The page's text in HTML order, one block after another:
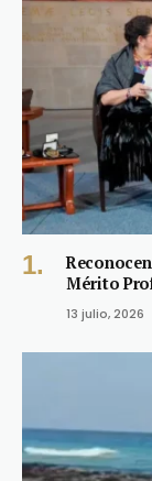
Mérito
13 julio, 2026